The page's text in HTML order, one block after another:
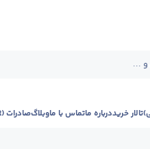
...
تالار خریددرباره ماتماس با ماوبلاگصادرات (Export)